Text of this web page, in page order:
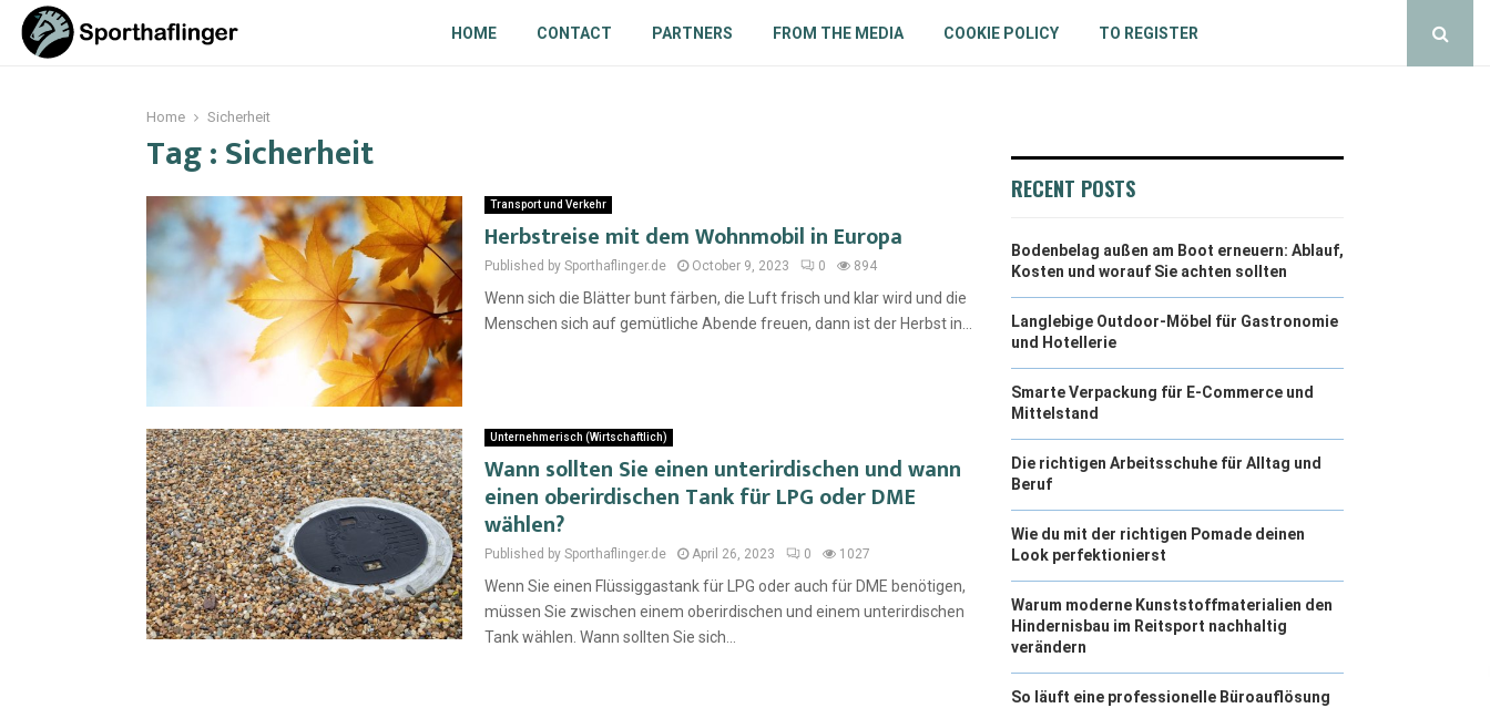
HOME CONTACT PARTNERS FROM THE MEDIA COOKIE POLICY TO REGISTER
Home Sicherheit
Tag : Sicherheit
Transport und Verkehr
Herbstreise mit dem Wohnmobil in Europa
Published by Sporthaflinger.de October 9, 2023 0 894
Wenn sich die Blätter bunt färben, die Luft frisch und klar wird und die
Menschen sich auf gemütliche Abende freuen, dann ist der Herbst in...
Unternehmerisch (Wirtschaftlich)
Wann sollten Sie einen unterirdischen und wann
einen oberirdischen Tank für LPG oder DME
wählen?
Published by Sporthaflinger.de April 26, 2023 0 1027
Wenn Sie einen Flüssiggastank für LPG oder auch für DME benötigen,
müssen Sie zwischen einem oberirdischen und einem unterirdischen
Tank wählen. Wann sollten Sie sich...
RECENT POSTS
Bodenbelag außen am Boot erneuern: Ablauf,
Kosten und worauf Sie achten sollten
Langlebige Outdoor-Möbel für Gastronomie
und Hotellerie
Smarte Verpackung für E-Commerce und
Mittelstand
Die richtigen Arbeitsschuhe für Alltag und
Beruf
Wie du mit der richtigen Pomade deinen
Look perfektionierst
Warum moderne Kunststoffmaterialien den
Hindernisbau im Reitsport nachhaltig
verändern
So läuft eine professionelle Büroauflösung